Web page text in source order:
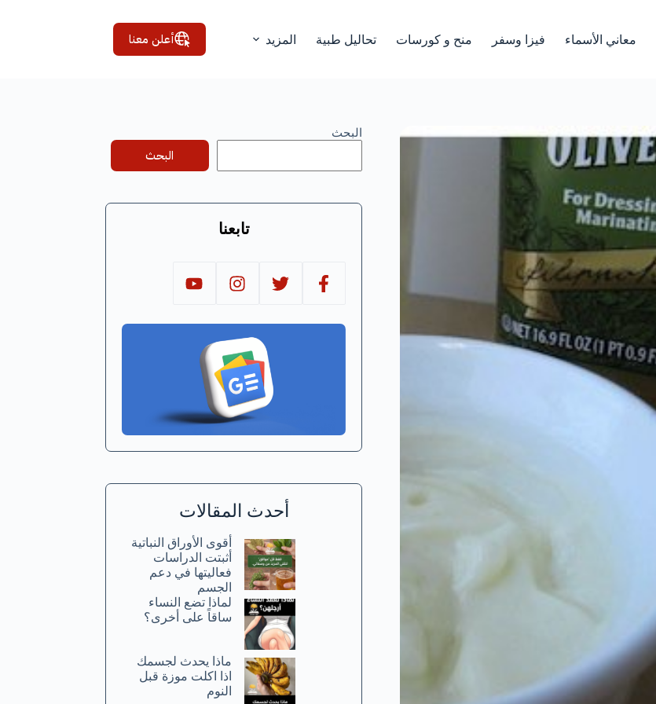
معاني الأسماء فيزا وسفر منح و كورسات تحاليل طبية المزيد أعلن معنا
البحث
البحث
تابعنا
أحدث المقالات
أقوى الأوراق النباتية
أثبتت الدراسات
فعاليتها في دعم
الجسم
لماذا تضع النساء
ساقاً على أخرى؟
ماذا يحدث لجسمك
اذا اكلت موزة قبل
النوم